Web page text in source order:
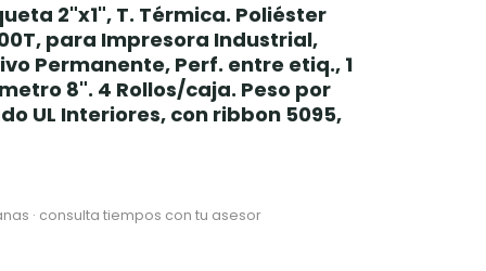
2"x1", T. Térmica. Poliéster
para Impresora Industrial,
Permanente, Perf. entre etiq., 1
8". 4 Rollos/caja. Peso por
UL Interiores, con ribbon 5095,
· consulta tiempos con tu asesor